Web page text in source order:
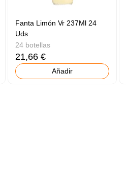
Fanta Limón Vr 237Ml 24
Uds
24 botellas
21,66 €
Añadir